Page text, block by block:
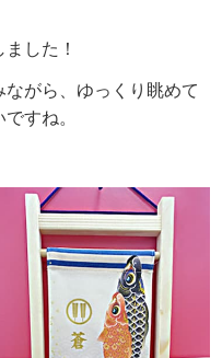
した！
がら、ゆっくり眺めて
すね。